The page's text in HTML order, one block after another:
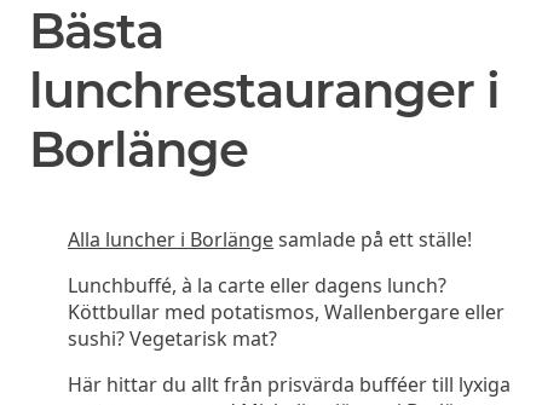
Bästa
lunchrestauranger i
Borlänge
Alla luncher i Borlängesamlade på ett ställe!
Lunchbuffé, à la carte eller dagens lunch?
Köttbullar med potatismos, Wallenbergare eller
sushi? Vegetarisk mat?
Här hittar du allt från prisvärda bufféer till lyxiga